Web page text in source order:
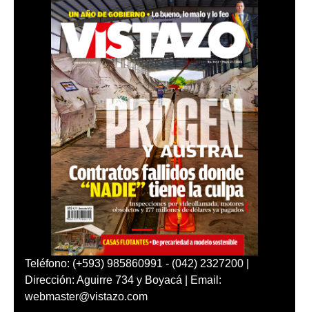
Teléfono: (+593) 985860991 - (042) 2327200 |
Dirección: Aguirre 734 y Boyacá | Email:
webmaster@vistazo.com